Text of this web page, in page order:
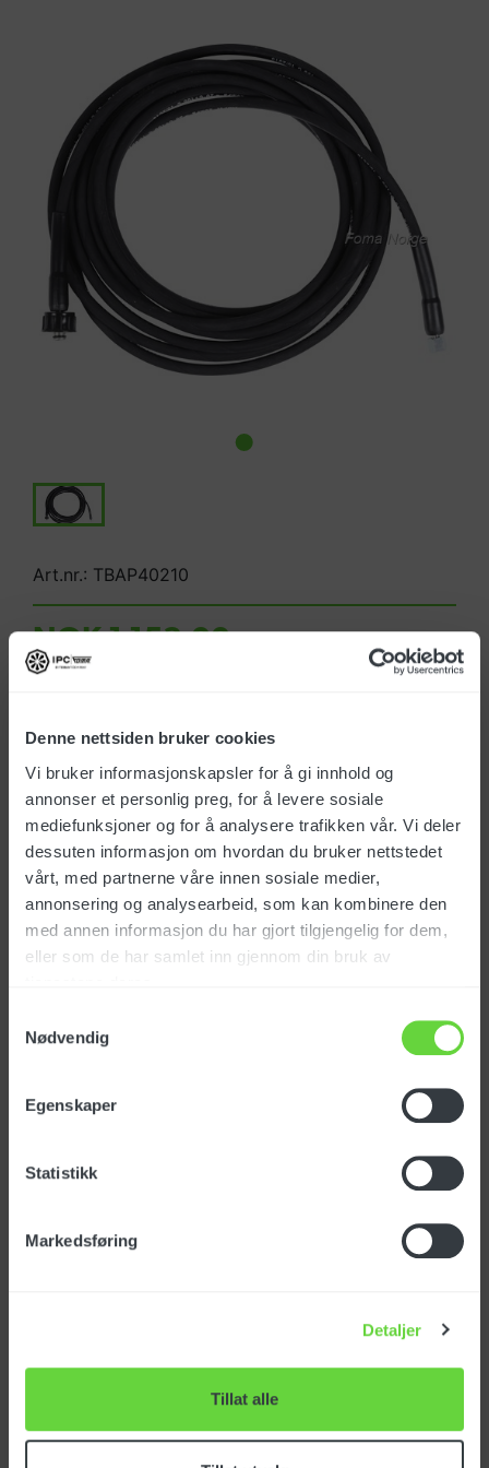
Denne nettsiden bruker cookies
Vi bruker informasjonskapsler for å gi innhold og
annonser et personlig preg, for å levere sosiale
mediefunksjoner og for å analysere trafikken vår. Vi deler
dessuten informasjon om hvordan du bruker nettstedet
vårt, med partnerne våre innen sosiale medier,
annonsering og analysearbeid, som kan kombinere den
med annen informasjon du har gjort tilgjengelig for dem,
eller som de har samlet inn gjennom din bruk av
Nødvendig
Egenskaper
Statistikk
Markedsføring
Detaljer
Tillat alle
Art.nr.: TBAP40210
NOK 1 153,00
På lager(1,00)
Leveringstid 1-4 dager
Produktinfo.